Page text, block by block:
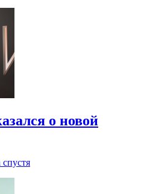
о новой
спустя